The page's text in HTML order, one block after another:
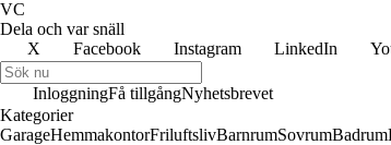
VC
Dela och var snäll
X
Facebook Instagram LinkedIn
InloggningFå tillgångNyhetsbrevet
Kategorier
GarageHemmakontorFriluftslivBarnrumSovrumBadrum